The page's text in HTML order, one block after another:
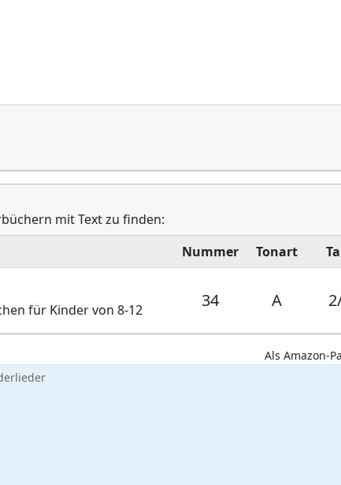
mit Text zu finden:
Nummer Tonart
für Kinder von 8-12 34 A
Als Amazon-